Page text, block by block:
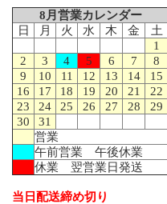
8月営業カレンダー
日
月 火 水 木 金
土
1
2
3 4 5 6 7
8
9
10 11 12 13 14
15
16
17 18 19 20 21
22
23
24 25 26 27 28
29
30
31
営業
午前営業 午後休業
休業 翌営業日発送
当日配送締め切り